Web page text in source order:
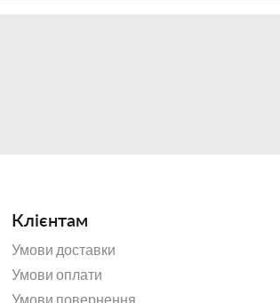
Клієнтам
Умови доставки
Умови оплати
Умови повернення